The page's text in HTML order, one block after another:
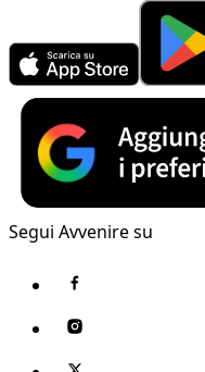
Segui Avvenire su